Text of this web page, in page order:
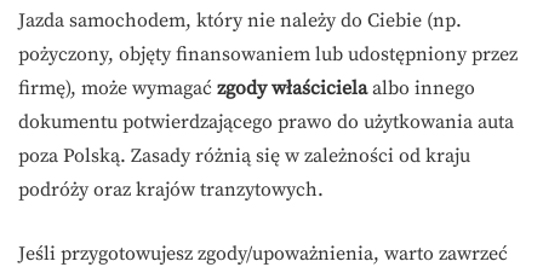
Jazda samochodem, który nie należy do Ciebie (np.
pożyczony, objęty finansowaniem lub udostępniony przez
firmę), może wymagać zgody właścicielaalbo innego
dokumentu potwierdzającego prawo do użytkowania auta
poza Polską. Zasady różnią się w zależności od kraju
podróży oraz krajów tranzytowych.
Jeśli przygotowujesz zgody/upoważnienia, warto zawrzeć